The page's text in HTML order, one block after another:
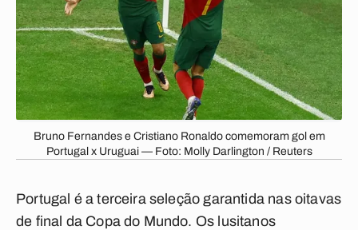
Bruno Fernandes e Cristiano Ronaldo comemoram gol em
Portugal x Uruguai — Foto: Molly Darlington / Reuters
Portugal é a terceira seleção garantida nas oitavas
de final da Copa do Mundo. Os lusitanos